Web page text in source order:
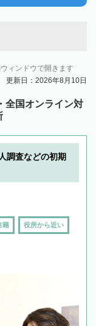
ィンドウで開きます
更新日：2026年8月10日
全国オンライン対
調査などの初期
籍 役所から近い